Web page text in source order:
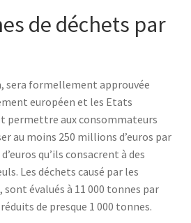
de déchets par
formellement approuvée
européen et les Etats
permettre aux consommateurs
au moins 250 millions d’euros par
qu’ils consacrent à des
Les déchets causé par les
évalués à 11 000 tonnes par
de presque 1 000 tonnes.